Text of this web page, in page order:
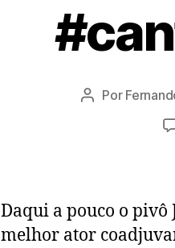
Autor
Por
Daqui a pouco o pivô
melhor ator